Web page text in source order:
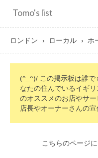
Tomo's list
ロンドン ローカル ホ
(^_^)/ この掲示板は誰で
なたの住んでいるイギ
のオススメのお店やサ
店長やオーナーさんの宣
こちらのページ